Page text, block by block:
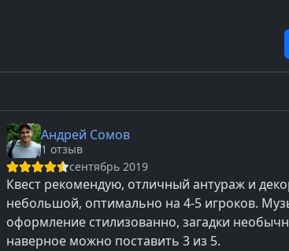
Андрей Сомов
1 отзыв
сентябрь 2019
Квест рекомендую, отличный антураж и
небольшой, оптимально на 4-5 игроков.
оформление стилизованно, загадки
наверное можно поставить 3 из 5.